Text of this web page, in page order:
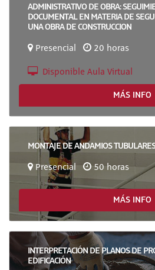
ADMINISTRATIVO DE OBRA:
DOCUMENTAL EN MATERIA DE
UNA OBRA DE CONSTRUCCION
Presencial 20 horas
Disponible Aula Virtual
MÁS INFO
MONTAJE DE ANDAMIOS
Presencial 50 horas
MÁS INFO
INTERPRETACIÓN DE PLANOS DE
EDIFICACIÓN